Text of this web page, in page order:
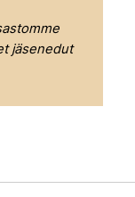
jäsenedut